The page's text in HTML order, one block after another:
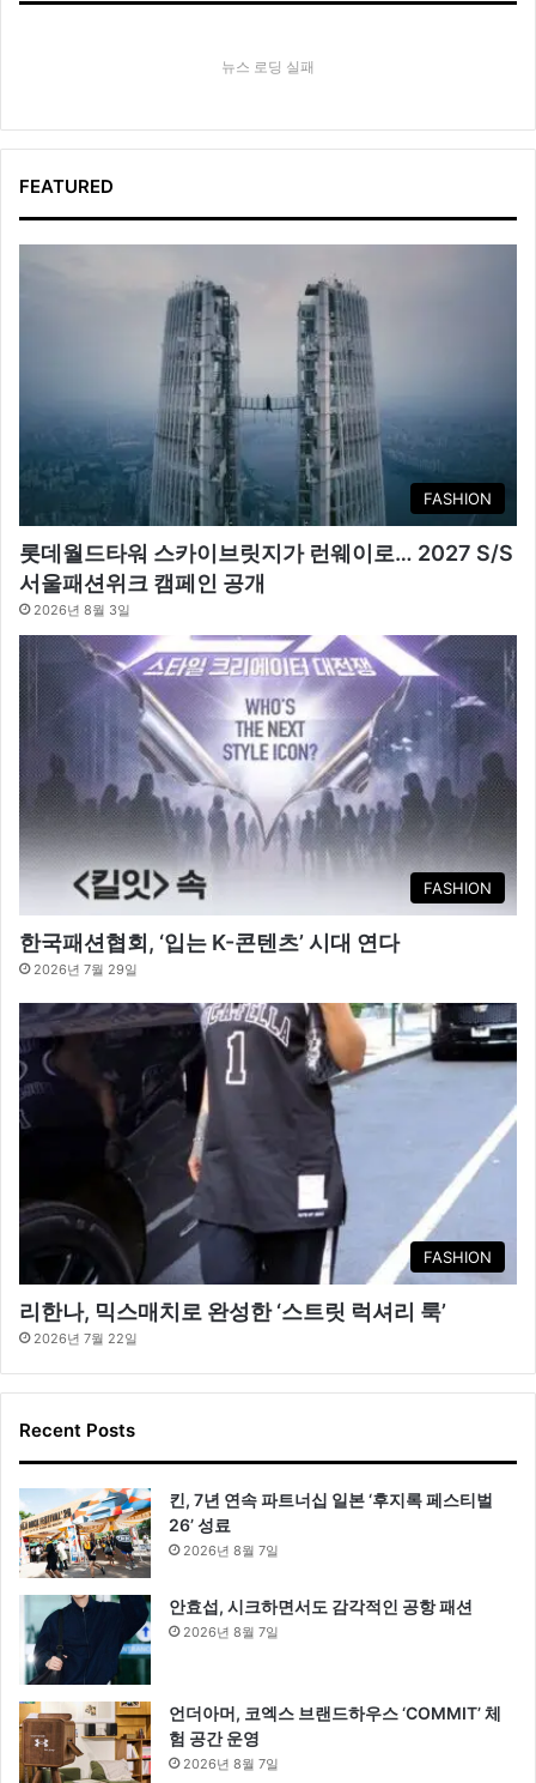
뉴스 로딩 실패
FEATURED
FASHION
롯데월드타워 스카이브릿지가 런웨이로… 2027 S/S
서울패션위크 캠페인 공개
2026년 8월 3일
FASHION
한국패션협회, ‘입는 K-콘텐츠’ 시대 연다
2026년 7월 29일
FASHION
리한나, 믹스매치로 완성한 ‘스트릿 럭셔리 룩’
2026년 7월 22일
Recent Posts
킨, 7년 연속 파트너십 일본 ‘후지록 페스티벌
26’ 성료
2026년 8월 7일
안효섭, 시크하면서도 감각적인 공항 패션
2026년 8월 7일
언더아머, 코엑스 브랜드하우스 ‘COMMIT’ 체
험 공간 운영
2026년 8월 7일